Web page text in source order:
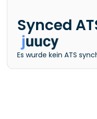
Synced
Es wurde kein ATS